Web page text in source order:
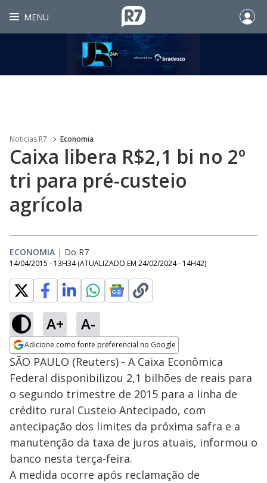
MENU
Noticias R7 Economia
Caixa libera R$2,1 bi no 2º
tri para pré-custeio
agrícola
ECONOMIA | Do R7
14/04/2015 - 13H34 (ATUALIZADO EM 24/02/2024 - 14H42)
A+ A-
Adicione como fonte preferencial no Google
Opens in new window
SÃO PAULO (Reuters) - A Caixa Econômica
Federal disponibilizou 2,1 bilhões de reais para
o segundo trimestre de 2015 para a linha de
crédito rural Custeio Antecipado, com
antecipação dos limites da próxima safra e a
manutenção da taxa de juros atuais, informou o
banco nesta terça-feira.
A medida ocorre após reclamação de